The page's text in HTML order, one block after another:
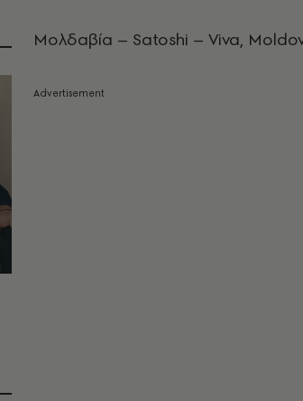
Μολδαβία – Satoshi – Viva,